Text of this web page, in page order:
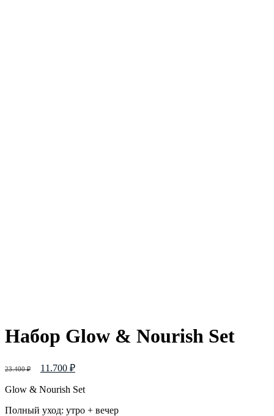
Набор Glow & Nourish Set
23.400₽ 11.700 ₽
Glow & Nourish Set
Полный уход: утро + вечер